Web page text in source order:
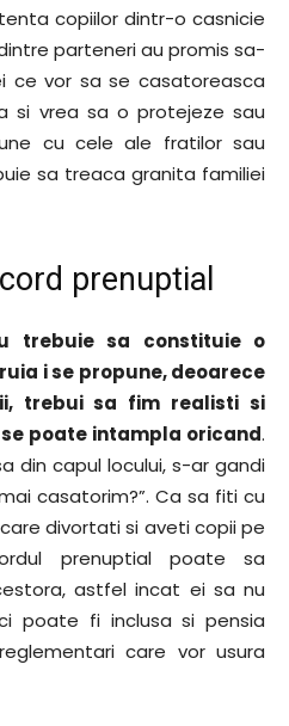
copiilor dintr-o casnicie
parteneri au promis sa-
ce vor sa se casatoreasca
si vrea sa o protejeze sau
cu cele ale fratilor sau
sa treaca granita familiei
prenuptial
trebuie sa constituie o
i se propune, deoarece
trebui sa fim realisti si
poate intampla oricand.
din capul locului, s-ar gandi
casatorim?”. Ca sa fiti cu
divortati si aveti copii pe
prenuptial poate sa
astfel incat ei sa nu
poate fi inclusa si pensia
care vor usura